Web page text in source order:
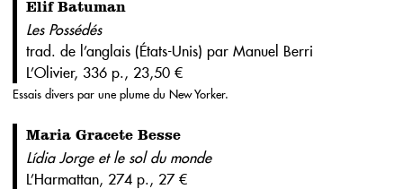
Elif Batuman
Les Possédés
trad. de l’anglais (États-Unis) par Manuel Berri
L’Olivier, 336 p., 23,50 €
Essais divers par une plume du New Yorker.
Maria Gracete Besse
Lídia Jorge et le sol du monde
L’Harmattan, 274 p., 27 €